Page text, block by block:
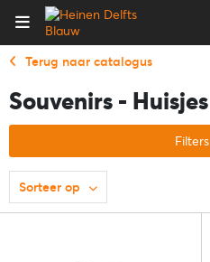
Terug naar catalogus
Souvenirs - Huisjes
Filters
Sorteer op